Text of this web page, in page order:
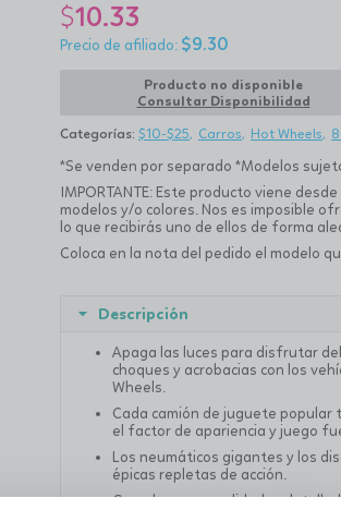
$10.33
$9.30
Producto no disponible
Consultar Disponibilidad
Categorías: $10-$25 Carros Hot Wheels
*Se venden por separado *Modelos
IMPORTANTE: Este producto viene
modelos y/o colores. Nos es imposible
lo que recibirás uno de ellos de forma
Coloca en la nota del pedido el modelo
Descripción
Apaga las luces para disfrutar
choques y acrobacias con los
Wheels.
Cada camión de juguete
el factor de apariencia y juego
Los neumáticos gigantes y los
épicas repletas de acción.
Grandes personalidades